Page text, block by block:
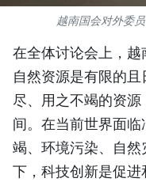
图
图
视
人
越南国会对外委
在全体讨论会上，越
自然资源是有限的
尽、用之不竭的资
间。在当前世界面
竭、环境污染、自
下，科技创新是促